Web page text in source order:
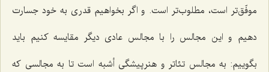
موفّق‌تر است، مطلوب‌تر است. و اگر بخواهیم قدری به خود جسارت
دهیم و این مجالس را با مجالس عادی دیگر مقایسه کنیم باید
بگوییم: به مجالس تئاتر و هنرپیشگی أشبه است تا به مجالسی که